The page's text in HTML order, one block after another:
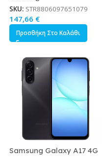
SKU: STR8806097651079
147,66 €
Προσθήκη Στο Καλάθι
Samsung Galaxy A17 4G